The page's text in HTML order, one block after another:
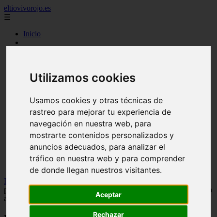
Utilizamos cookies
Usamos cookies y otras técnicas de
rastreo para mejorar tu experiencia de
navegación en nuestra web, para
mostrarte contenidos personalizados y
anuncios adecuados, para analizar el
tráfico en nuestra web y para comprender
de donde llegan nuestros visitantes.
Aceptar
Rechazar
eltiovivorojo.es
☰
Inicio
carnes
huevos
mariscos
otros
postres
producto
reposteria
venezuela
verduras
Inicio
para vivir un San Valentín de película: así prepara los espaguetis con
albóndigas de 'La dama y el vagabundo'